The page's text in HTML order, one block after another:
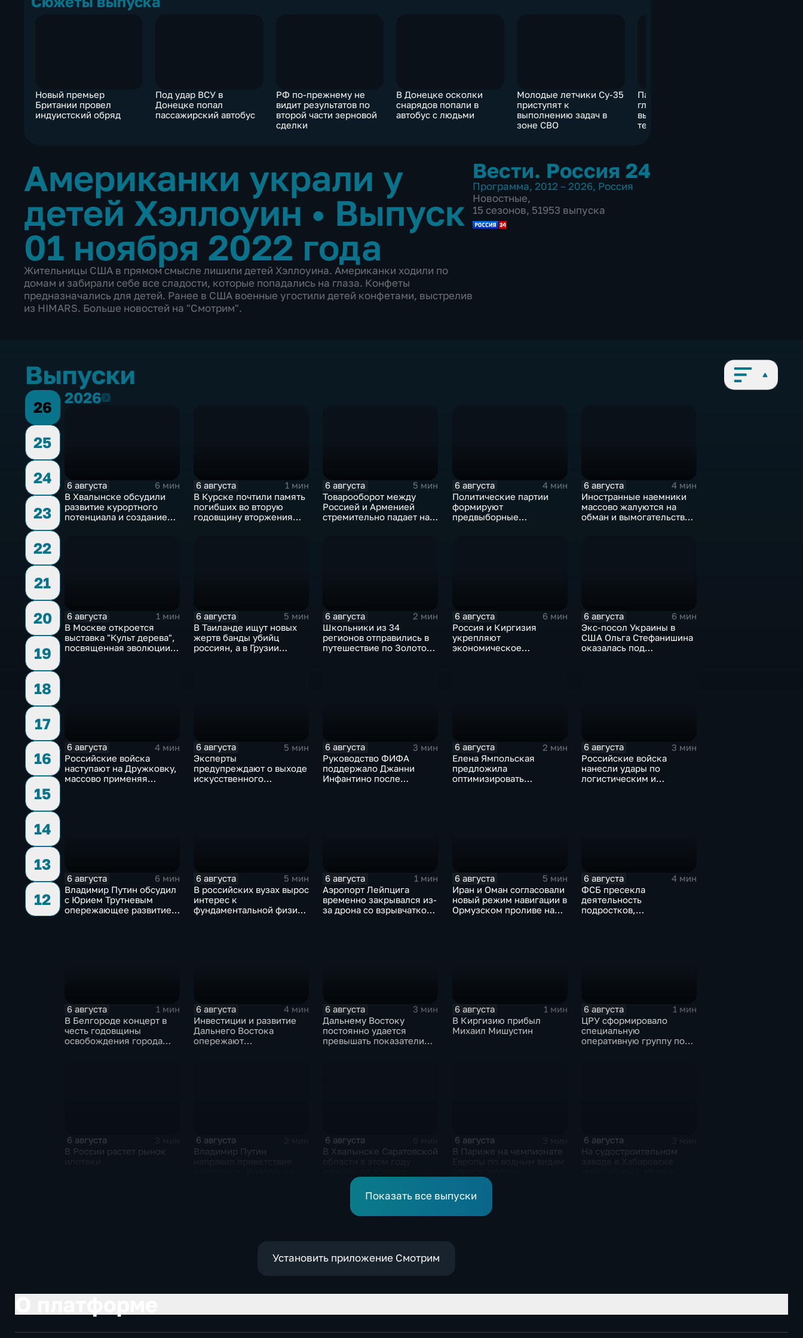
Новый премьер
Британии провел
индуистский обряд
Под удар ВСУ в
Донецке попал
пассажирский автобус
РФ по-прежнему не
видит результатов по
второй части зерновой
сделки
В Донецке осколки
снарядов попали в
автобус с людьми
Молодые летчики Су-35
приступят к
выполнению задач в
зоне СВО
Патрушев назвал США
главным
выгодополучателем от
терактов на "Северных
Американки украли у
детей Хэллоуин • Выпуск
01 ноября 2022 года
Жительницы США в прямом смысле лишили детей Хэллоуина. Американки ходили по
домам и забирали себе все сладости, которые попадались на глаза. Конфеты
предназначались для детей. Ранее в США военные угостили детей конфетами, выстрелив
из HIMARS. Больше новостей на "Смотрим".
Вести. Россия 24
Программа, 2012 – 2026, Россия
Новостные,
15 сезонов, 51953 выпуска
Выпуски
26
25
24
23
22
21
20
19
18
17
16
15
14
13
12
20262026
6 августа
6 мин
В Хвалынске обсудили
развитие курортного
потенциала и создание
6 августа
1 мин
В Курске почтили память
погибших во вторую
годовщину вторжения
6 августа
5 мин
Товарооборот между
Россией и Арменией
стремительно падает на
6 августа
4 мин
Политические партии
формируют
предвыборные
6 августа
4 мин
Иностранные наемники
массово жалуются на
обман и вымогательство
6 августа
1 мин
В Москве откроется
выставка "Культ дерева",
посвященная эволюции
6 августа
5 мин
В Таиланде ищут новых
жертв банды убийц
россиян, а в Грузии
6 августа
2 мин
Школьники из 34
регионов отправились в
путешествие по Золотому
6 августа
6 мин
Россия и Киргизия
укрепляют
экономическое
6 августа
6 мин
Экс-посол Украины в
США Ольга Стефанишина
оказалась под
6 августа
4 мин
Российские войска
наступают на Дружковку,
массово применяя
6 августа
5 мин
Эксперты
предупреждают о выходе
искусственного
6 августа
3 мин
Руководство ФИФА
поддержало Джанни
Инфантино после
6 августа
2 мин
Елена Ямпольская
предложила
оптимизировать
6 августа
3 мин
Российские войска
нанесли удары по
логистическим и
6 августа
6 мин
Владимир Путин обсудил
с Юрием Трутневым
опережающее развитие
6 августа
5 мин
В российских вузах вырос
интерес к
фундаментальной физике
6 августа
1 мин
Аэропорт Лейпцига
временно закрывался из-
за дрона со взрывчаткой
6 августа
5 мин
Иран и Оман согласовали
новый режим навигации в
Ормузском проливе на
6 августа
4 мин
ФСБ пресекла
деятельность
подростков,
6 августа
1 мин
В Белгороде концерт в
честь годовщины
освобождения города
6 августа
4 мин
Инвестиции и развитие
Дальнего Востока
опережают
6 августа
3 мин
Дальнему Востоку
постоянно удается
превышать показатели
6 августа
1 мин
В Киргизию прибыл
Михаил Мишустин
6 августа
1 мин
ЦРУ сформировало
специальную
оперативную группу по
6 августа
В России растет рынок
6 августа
Владимир Путин
6 августа
В Хвалынске Саратовской
новую больницу
6 августа
В Париже на чемпионате
завершаются
выступления по прыжкам
в воду
6 августа
На судостроительном
Показать все выпуски
Установить приложение Смотрим